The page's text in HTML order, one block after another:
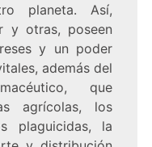
planeta. Así,
y otras, poseen
y un poder
además del
que
agrícolas, los
plaguicidas, la